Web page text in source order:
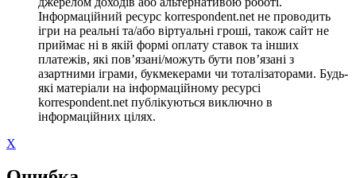
Інформаційний ресурс korrespondent.net не проводить
ігри на реальні та/або віртуальні гроші, також сайт не
приймає ні в якій формі оплату ставок та інших
платежів, які пов’язані/можуть бути пов’язані з
азартними іграми, букмекерами чи тоталізаторами. Будь-
які матеріали на інформаційному ресурсі
korrespondent.net публікуються виключно в
інформаційних цілях.
X